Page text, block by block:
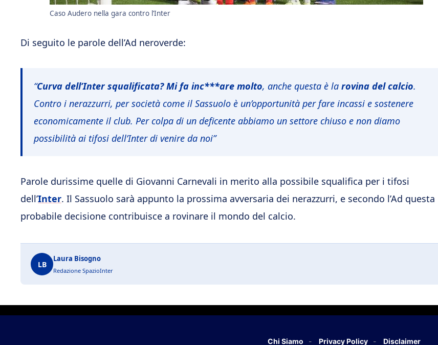
Caso Audero nella gara contro l’Inter
Di seguito le parole dell’Ad neroverde:
“Curva dell’Inter squalificata? Mi fa inc***are molto, anche questa è la rovina del calcio.
Contro i nerazzurri, per società come il Sassuolo è un’opportunità per fare incassi e sostenere
economicamente il club. Per colpa di un deficente abbiamo un settore chiuso e non diamo
possibilità ai tifosi dell’Inter di venire da noi”
Parole durissime quelle di Giovanni Carnevali in merito alla possibile squalifica per i tifosi
dell’Inter. Il Sassuolo sarà appunto la prossima avversaria dei nerazzurri, e secondo l’Ad questa
probabile decisione contribuisce a rovinare il mondo del calcio.
LB
Laura Bisogno
Redazione SpazioInter
Chi Siamo Privacy Policy Disclaimer